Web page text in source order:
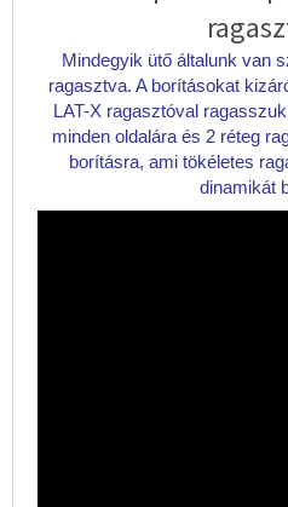
Mindegyik ütő általunk van
ragasztva. A borításokat
LAT-X ragasztóval
minden oldalára és 2 réteg
borításra, ami tökéletes
dinamikát